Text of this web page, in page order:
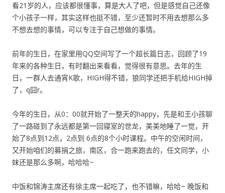
看21岁的人，应该都很懂事，算是大人了吧，但是感觉自己还像
个小孩子一样，其实这样也挺不错，至少还暂时不用去想那么多
不想去想的事情，可以专注于自己想做的事情。
前年的生日，在家里用QQ空间写了一个超长篇日志，回顾了19
年来的各种生日，有时翻出来看看，觉得很有意思。去年的生
日，一群人去通宵K歌，HIGH得不错，狼同学还把手机给HIGH掉
了，q囧r。
今年的生日，从0：00就开始了一整天的happy，先是和王小孩聊
了一路碰到了永远都是第一回寝室的世龙，美美地睡了一觉，开
始了8点到12点，2点到 6点的8个小时课程。中午的空闲时间，
又开始咱们的募捐之旅，南区，合一跑来跑去的，任文同学，小
妹还是那么多啊，哈哈哈~
中饭和锦涛主席还有徐主席一起吃了，也不错嘛，哈哈~ 晚饭和